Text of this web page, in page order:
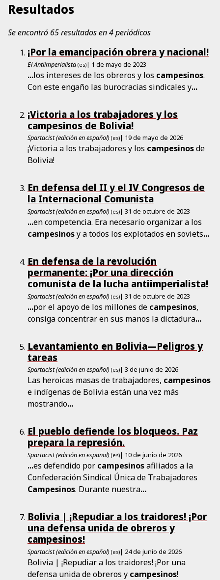
Resultados
Se encontró 65 resultados en 4 periódicos
¡Por la emancipación obrera y nacional!
El Antiimperialista (es)| 1 de mayo de 2023
...los intereses de los obreros y los campesinos.
Con este engaño las burocracias sindicales y...
¡Victoria a los trabajadores y los
campesinos de Bolivia!
Spartacist (edición en español) (es)| 19 de mayo de 2026
¡Victoria a los trabajadores y los campesinosde
Bolivia!
En defensa del II y el IV Congresos de
la Internacional Comunista
Spartacist (edición en español) (es)| 31 de octubre de 2023
...en competencia. Era necesario organizar a los
campesinosy a todos los explotados en soviets...
En defensa de la revolución
permanente: ¡Por una dirección
comunista de la lucha antiimperialista!
Spartacist (edición en español) (es)| 31 de octubre de 2023
...por el apoyo de los millones de campesinos,
consiga concentrar en sus manos la dictadura...
Levantamiento en Bolivia—Peligros y
tareas
Spartacist (edición en español) (es)| 3 de junio de 2026
Las heroicas masas de trabajadores, campesinos
e indígenas de Bolivia están una vez más
mostrando...
El pueblo defiende los bloqueos. Paz
prepara la represión.
Spartacist (edición en español) (es)| 10 de junio de 2026
...es defendido por campesinosafiliados a la
Confederación Sindical Única de Trabajadores
Campesinos. Durante nuestra...
Bolivia | ¡Repudiar a los traidores! ¡Por
una defensa unida de obreros y
campesinos!
Spartacist (edición en español) (es)| 24 de junio de 2026
Bolivia | ¡Repudiar a los traidores! ¡Por una
defensa unida de obreros y campesinos!